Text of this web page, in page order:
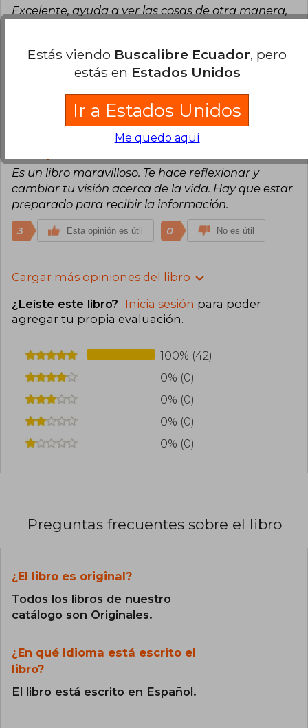
Excelente, ayuda a ver las cosas de otra manera,
leerlo pero hasta el momento me ha dado
Lunes 20 de Julio, 2020
Es un libro maravilloso. Te hace reflexionar y
cambiar tu visión acerca de la vida. Hay que estar
preparado para recibir la información.
3 Esta opinión es útil 0 No es útil
Cargar más opiniones del libro
¿Leíste este libro? Inicia sesión para poder
agregar tu propia evaluación.
100% (42)
0% (0)
0% (0)
0% (0)
0% (0)
Preguntas frecuentes sobre el libro
¿El libro es original?
Todos los libros de nuestro
catálogo son Originales.
¿En qué Idioma está escrito el
libro?
El libro está escrito en Español.
Estás viendo Buscalibre Ecuador, pero
estás en Estados Unidos
Ir a Estados Unidos
Me quedo aquí